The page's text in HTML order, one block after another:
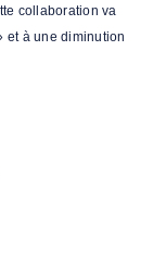
collaboration va
et à une diminution